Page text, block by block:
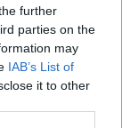
further
parties on the
may
IAB’s List of
it to other